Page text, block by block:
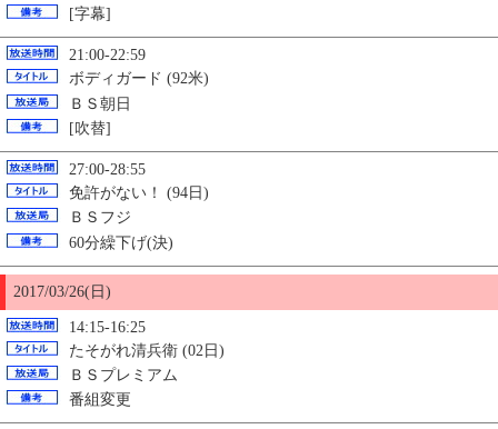
[字幕]
21:00-22:59
ボディガード (92米)
ＢＳ朝日
[吹替]
27:00-28:55
免許がない！ (94日)
ＢＳフジ
60分繰下げ(決)
2017/03/26(日)
14:15-16:25
たそがれ清兵衛 (02日)
ＢＳプレミアム
番組変更